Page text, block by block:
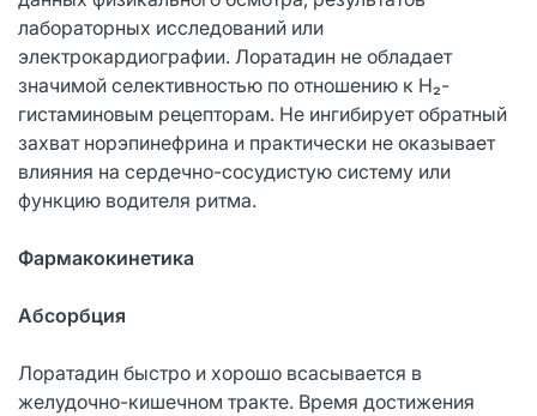
лабораторных исследований или
электрокардиографии. Лоратадин не обладает
значимой селективностью по отношению к Н₂-
гистаминовым рецепторам. Не ингибирует обратный
захват норэпинефрина и практически не оказывает
влияния на сердечно-сосудистую систему или
функцию водителя ритма.
Фармакокинетика
Абсорбция
Лоратадин быстро и хорошо всасывается в
желудочно-кишечном тракте. Время достижения